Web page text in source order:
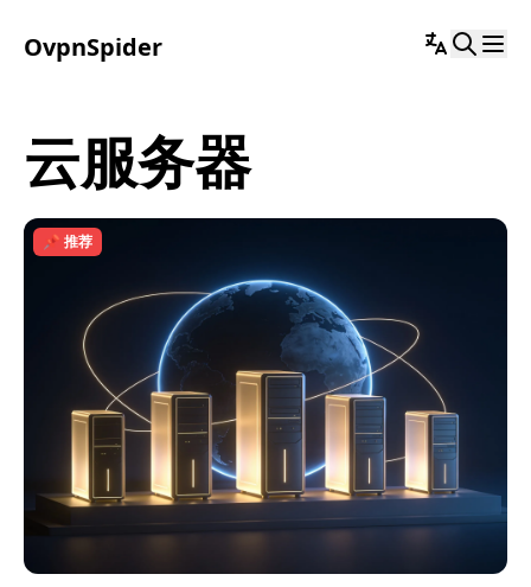
OvpnSpider
云服务器
📌 推荐